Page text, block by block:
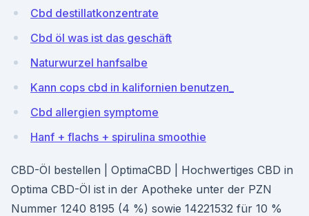
Cbd destillatkonzentrate
Cbd öl was ist das geschäft
Naturwurzel hanfsalbe
Kann cops cbd in kalifornien benutzen_
Cbd allergien symptome
Hanf + flachs + spirulina smoothie
CBD-Öl bestellen | OptimaCBD | Hochwertiges CBD in
Optima CBD-Öl ist in der Apotheke unter der PZN
Nummer 1240 8195 (4 %) sowie 14221532 für 10 %